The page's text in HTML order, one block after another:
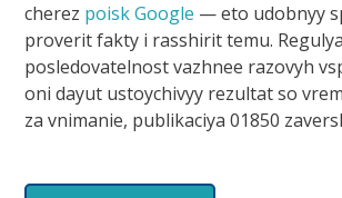
cherez poisk Google — eto udobnyy
proverit fakty i rasshirit temu.
posledovatelnost vazhnee razovyh
oni dayut ustoychivyy rezultat so
za vnimanie, publikaciya 01850